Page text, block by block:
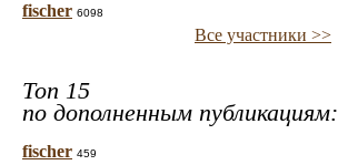
fischer 6098
Все участники >>
Топ 15
по дополненным публикациям:
fischer 459